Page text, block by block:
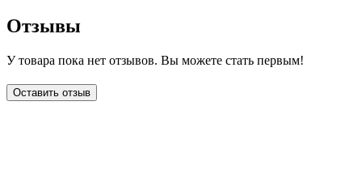
Отзывы
У товара пока нет отзывов. Вы можете стать первым!
Оставить отзыв